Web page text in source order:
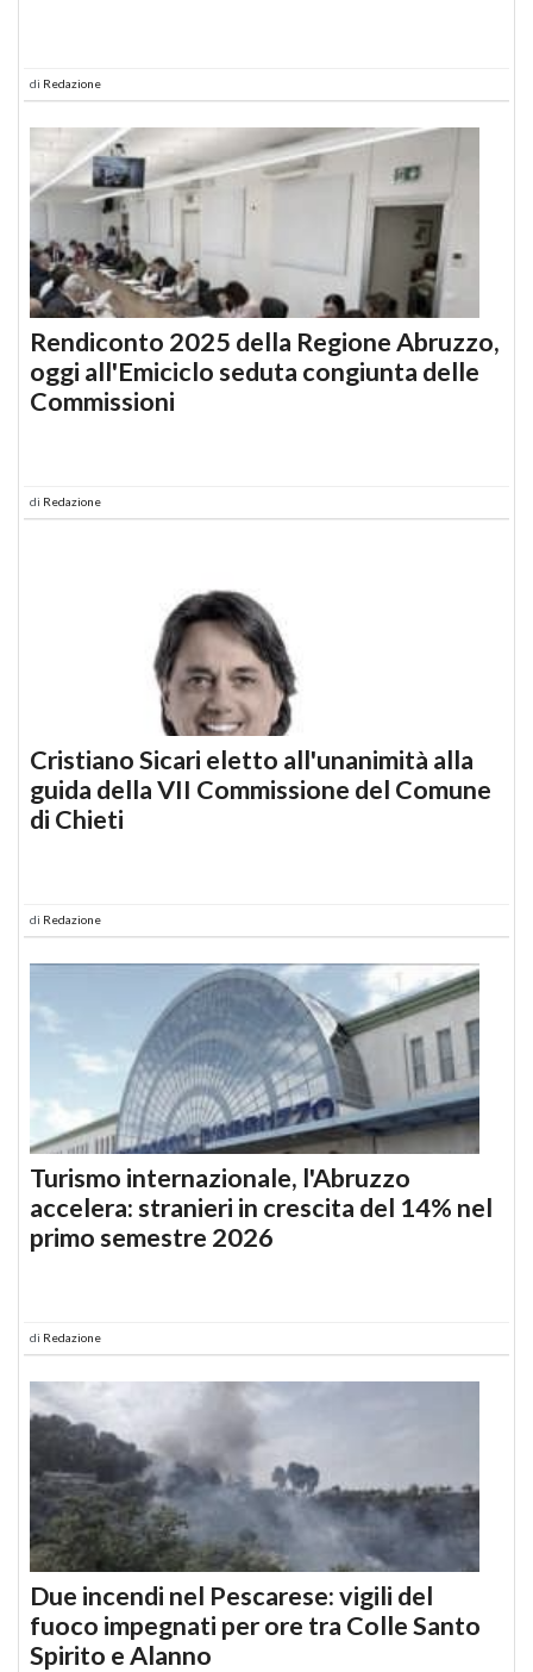
di Redazione
Rendiconto 2025 della Regione Abruzzo,
oggi all'Emiciclo seduta congiunta delle
Commissioni
di Redazione
Cristiano Sicari eletto all'unanimità alla
guida della VII Commissione del Comune
di Chieti
di Redazione
Turismo internazionale, l'Abruzzo
accelera: stranieri in crescita del 14% nel
primo semestre 2026
di Redazione
Due incendi nel Pescarese: vigili del
fuoco impegnati per ore tra Colle Santo
Spirito e Alanno